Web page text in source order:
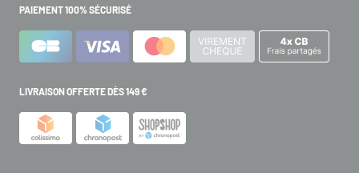
PAIEMENT 100% SÉCURISÉ
LIVRAISON OFFERTE DÈS 149 €